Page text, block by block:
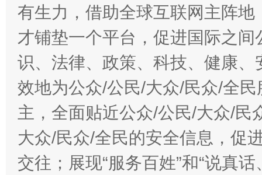
有生力，借助全球互联网主阵
才铺垫一个平台，促进国际之
识、法律、政策、科技、健康
效地为公众/公民/大众/民众/全
主，全面贴近公众/公民/大众/民
大众/民众/全民的安全信息，促
交往；展现“服务百姓”和“说真